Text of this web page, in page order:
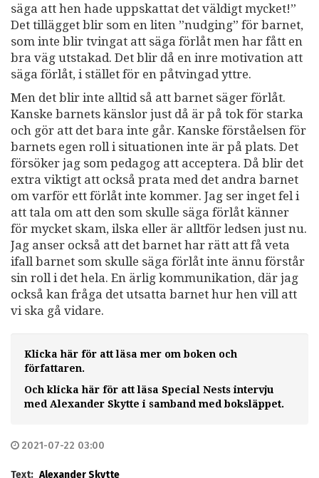
säga att hen hade uppskattat det väldigt mycket!”
Det tillägget blir som en liten ”nudging” för barnet,
som inte blir tvingat att säga förlåt men har fått en
bra väg utstakad. Det blir då en inre motivation att
säga förlåt, i stället för en påtvingad yttre.
Men det blir inte alltid så att barnet säger förlåt.
Kanske barnets känslor just då är på tok för starka
och gör att det bara inte går. Kanske förståelsen för
barnets egen roll i situationen inte är på plats. Det
försöker jag som pedagog att acceptera. Då blir det
extra viktigt att också prata med det andra barnet
om varför ett förlåt inte kommer. Jag ser inget fel i
att tala om att den som skulle säga förlåt känner
för mycket skam, ilska eller är alltför ledsen just nu.
Jag anser också att det barnet har rätt att få veta
ifall barnet som skulle säga förlåt inte ännu förstår
sin roll i det hela. En ärlig kommunikation, där jag
också kan fråga det utsatta barnet hur hen vill att
vi ska gå vidare.
Klicka här för att läsa mer om boken och
författaren.
Och klicka här för att läsa Special Nests intervju
med Alexander Skytte i samband med boksläppet.
2021-07-22 03:00
Text: Alexander Skytte